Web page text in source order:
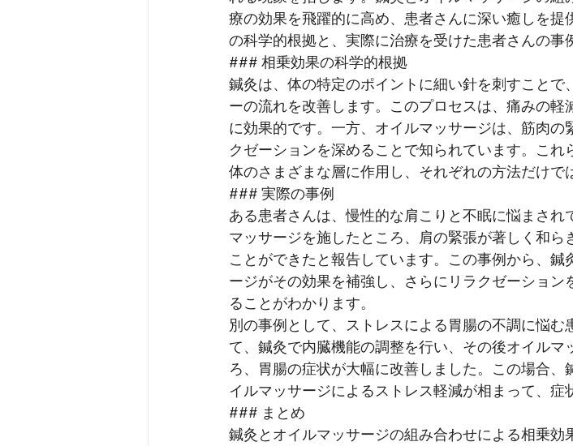
療の効果を飛躍的に高め、患者さんに深い癒しを
の科学的根拠と、実際に治療を受けた患者さんの事
### 相乗効果の科学的根拠
鍼灸は、体の特定のポイントに細い針を刺すこと
ーの流れを改善します。このプロセスは、痛みの
に効果的です。一方、オイルマッサージは、筋肉
クゼーションを深めることで知られています。これ
体のさまざまな層に作用し、それぞれの方法だけで
### 実際の事例
ある患者さんは、慢性的な肩こりと不眠に悩まさ
マッサージを施したところ、肩の緊張が著しく和ら
ことができたと報告しています。この事例から、
ージがその効果を補強し、さらにリラクゼーショ
ることがわかります。
別の事例として、ストレスによる胃腸の不調に悩
て、鍼灸で内臓機能の調整を行い、その後オイル
ろ、胃腸の症状が大幅に改善しました。この場合
イルマッサージによるストレス軽減が相まって、症
### まとめ
鍼灸とオイルマッサージの組み合わせによる相乗